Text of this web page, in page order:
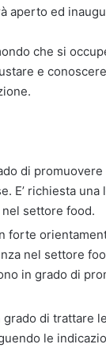
aperto ed
che si
e
di
E’ richiesta
nel settore food.
forte
nel settore
in grado di
di trattare
le